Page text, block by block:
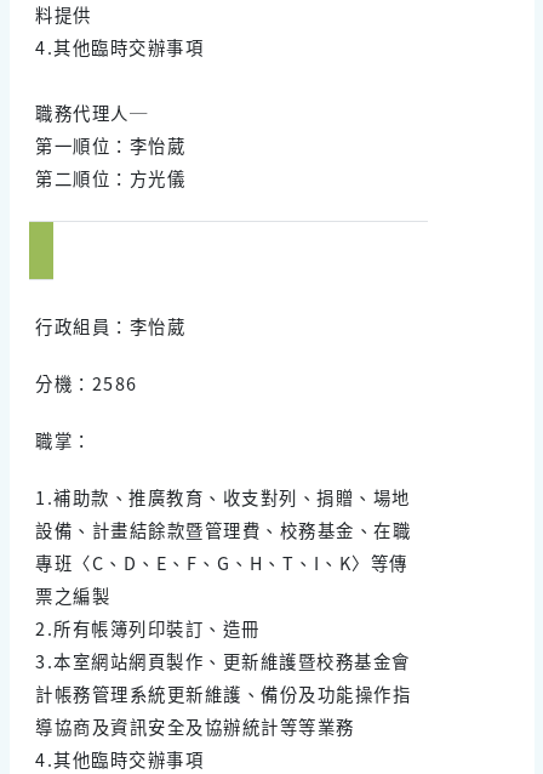
料提供
4.其他臨時交辦事項
職務代理人─
第一順位：李怡葳
第二順位：方光儀
行政組員：李怡葳
分機：2586
職掌：
1.補助款、推廣教育、收支對列、捐贈、場地
設備、計畫結餘款暨管理費、校務基金、在職
專班〈C、D、E、F、G、H、T、I、K〉等傳
票之編製
2.所有帳簿列印裝訂、造冊
3.本室網站網頁製作、更新維護暨校務基金會
計帳務管理系統更新維護、備份及功能操作指
導協商及資訊安全及協辦統計等等業務
4.其他臨時交辦事項